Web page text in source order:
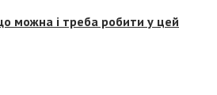
можна і треба робити у цей